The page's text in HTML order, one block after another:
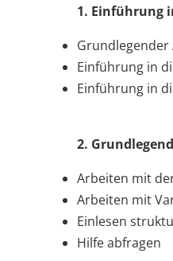
1. Einführung
Grundlegender
Einführung in
Einführung in
2.
Arbeiten mit
Arbeiten mit
Einlesen
Hilfe abfragen